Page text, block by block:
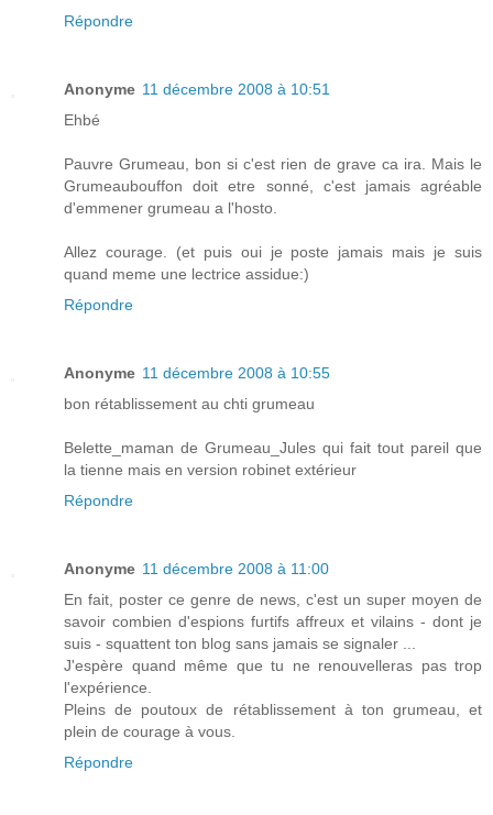
Répondre
Anonyme 11 décembre 2008 à 10:51
Ehbé
Pauvre Grumeau, bon si c'est rien de grave ca ira. Mais le
Grumeaubouffon doit etre sonné, c'est jamais agréable
d'emmener grumeau a l'hosto.
Allez courage. (et puis oui je poste jamais mais je suis
quand meme une lectrice assidue:)
Répondre
Anonyme 11 décembre 2008 à 10:55
bon rétablissement au chti grumeau
Belette_maman de Grumeau_Jules qui fait tout pareil que
la tienne mais en version robinet extérieur
Répondre
Anonyme 11 décembre 2008 à 11:00
En fait, poster ce genre de news, c'est un super moyen de
savoir combien d'espions furtifs affreux et vilains - dont je
suis - squattent ton blog sans jamais se signaler ...
J'espère quand même que tu ne renouvelleras pas trop
l'expérience.
Pleins de poutoux de rétablissement à ton grumeau, et
plein de courage à vous.
Répondre